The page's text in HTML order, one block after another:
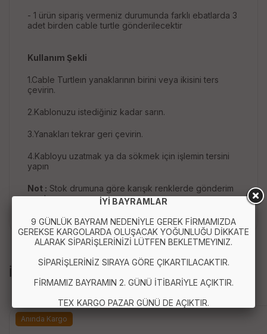
- 1 ürün sipariş vermeniz durumunda farklı ebatlarda 3
adet birden cable turtle gönderilecektir
Kullanım Şekli
1.Cable Turtleın yanaklarının birini veya ikisini ters
çevirin.
2.Kablonuzu istediğiniz kadar sarın.
3.Yanakları tekrar geri çevirin.
4.Kabloyu uzatmak ya da sökmek için işlemin tersini
yapın
Not : Stok drumuna göre karışık renklerde gönderim
yapılır.
İLGİLİ ÜRÜNLER
Anında Kargo
İYİ BAYRAMLAR
9 GÜNLÜK BAYRAM NEDENİYLE GEREK FİRMAMIZDA
GEREKSE KARGOLARDA OLUŞACAK YOĞUNLUĞU DİKKATE
ALARAK SİPARİŞLERİNİZİ LÜTFEN BEKLETMEYINIZ.
SİPARİŞLERİNİZ SIRAYA GÖRE ÇIKARTILACAKTIR.
FİRMAMIZ BAYRAMIN 2. GÜNÜ İTİBARİYLE AÇIKTIR.
TEX KARGO PAZAR GÜNÜ DE AÇIKTIR.